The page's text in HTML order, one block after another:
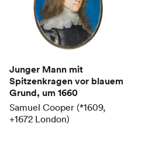
Junger Mann mit
Spitzenkragen vor blauem
Grund, um 1660
Samuel Cooper (*1609,
+1672 London)